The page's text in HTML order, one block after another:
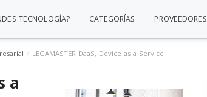
TECNOLOGÍA? CATEGORÍAS PROVEEDORES
LEGAMASTER DaaS, Device as a Service
a